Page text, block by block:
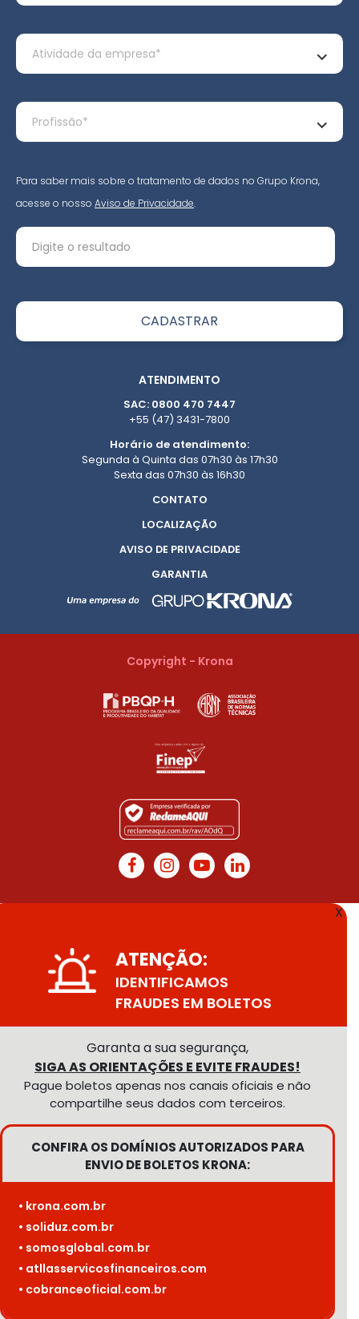
Para saber mais sobre o tratamento de dados no Grupo Krona,
acesse o nosso Aviso de Privacidade.
ATENDIMENTO
SAC: 0800 470 7447
+55 (47) 3431-7800
Horário de atendimento:
Segunda à Quinta das 07h30 às 17h30
Sexta das 07h30 às 16h30
CONTATO
LOCALIZAÇÃO
AVISO DE PRIVACIDADE
GARANTIA
Copyright - Krona
X
ATENÇÃO:
IDENTIFICAMOS
FRAUDES EM BOLETOS
Garanta a sua segurança,
SIGA AS ORIENTAÇÕES E EVITE FRAUDES!
Pague boletos apenas nos canais oficiais e não
compartilhe seus dados com terceiros.
CONFIRA OS DOMÍNIOS AUTORIZADOS PARA
ENVIO DE BOLETOS KRONA:
• krona.com.br
• soliduz.com.br
• somosglobal.com.br
• atllasservicosfinanceiros.com
• cobranceoficial.com.br